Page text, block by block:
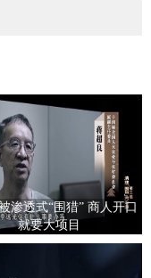
渗透式“围猎” 商人开口
就要大项目